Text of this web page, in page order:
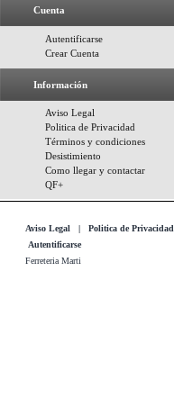
Cuenta
Autentificarse
Crear Cuenta
Información
Aviso Legal
Politica de Privacidad
Términos y condiciones
Desistimiento
Como llegar y contactar
QF+
Aviso Legal | Politica de Privacidad
Autentificarse
Ferreteria Marti